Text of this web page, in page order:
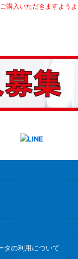
購入いただきますよう
タの利用について